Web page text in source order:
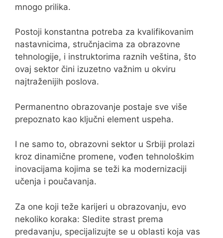
mnogo prilika.
Postoji konstantna potreba za kvalifikovanim
nastavnicima, stručnjacima za obrazovne
tehnologije, i instruktorima raznih veština, što
ovaj sektor čini izuzetno važnim u okviru
najtraženijih poslova.
Permanentno obrazovanje postaje sve više
prepoznato kao ključni element uspeha.
I ne samo to, obrazovni sektor u Srbiji prolazi
kroz dinamične promene, vođen tehnološkim
inovacijama kojima se teži ka modernizaciji
učenja i poučavanja.
Za one koji teže karijeri u obrazovanju, evo
nekoliko koraka: Sledite strast prema
predavanju, specijalizujte se u oblasti koja vas